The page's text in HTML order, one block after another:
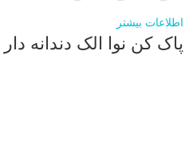
اطلاعات بیشتر
پاک کن نوا الک دندانه دار